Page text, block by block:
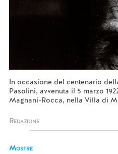
In occasione del centenario
Pasolini, avvenuta il 5 marzo
Magnani-Rocca, nella Villa di
Redazione
Mostre